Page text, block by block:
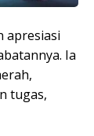
apresiasi
Ia
tugas,